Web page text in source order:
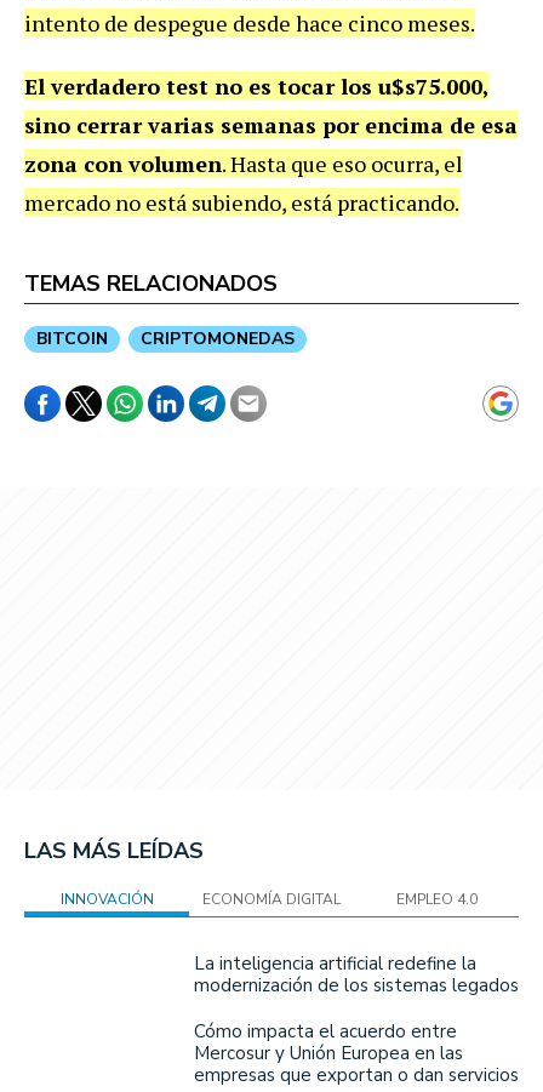
intento de despegue desde hace cinco meses.
El verdadero test no es tocar los u$s75.000,
sino cerrar varias semanas por encima de esa
zona con volumen. Hasta que eso ocurra, el
mercado no está subiendo, está practicando.
TEMAS RELACIONADOS
BITCOIN CRIPTOMONEDAS
LAS MÁS LEÍDAS
INNOVACIÓN ECONOMÍA DIGITAL EMPLEO 4.0
La inteligencia artificial redefine la
modernización de los sistemas legados
Cómo impacta el acuerdo entre
Mercosur y Unión Europea en las
empresas que exportan o dan servicios